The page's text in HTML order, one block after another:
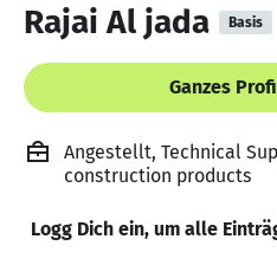
Rajai Al jada Basis
Ganzes
Angestellt, Technical
construction products
Logg Dich ein, um alle